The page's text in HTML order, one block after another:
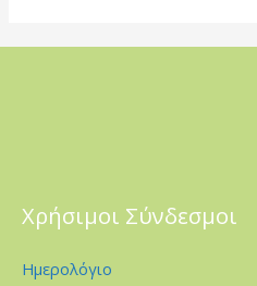
Χρήσιμοι Σύνδεσμοι
Ημερολόγιο